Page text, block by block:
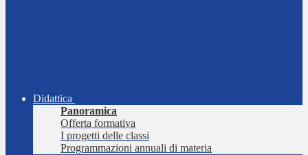
Didattica
Panoramica
Offerta formativa
I progetti delle classi
Programmazioni annuali di materia